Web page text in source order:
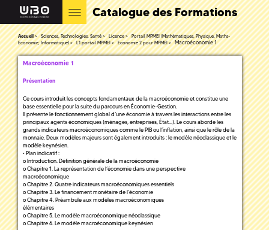
Catalogue des Formations
Accueil Sciences, Technologies, Santé Licence
Portail MPMEI (Mathématiques, Physique, Maths-
Economie, Informatique)
L1 portail MPMEI Economie 2 pour MPMEI Macroéconomie 1
Macroéconomie 1
Présentation
Ce cours introduit les concepts fondamentaux de la macroéconomie et constitue une
base essentielle pour la suite du parcours en Économie-Gestion.
Il présente le fonctionnement global d’une économie à travers les interactions entre les
principaux agents économiques (ménages, entreprises, État…). Le cours aborde les
grands indicateurs macroéconomiques comme le PIB ou l’inflation, ainsi que le rôle de la
monnaie. Deux modèles majeurs sont également introduits : le modèle néoclassique et le
modèle keynésien.
• Plan indicatif :
o Introduction. Définition générale de la macroéconomie
o Chapitre 1. La représentation de l’économie dans une perspective
macroéconomique
o Chapitre 2. Quatre indicateurs macroéconomiques essentiels
o Chapitre 3. Le financement monétaire de l’économie
o Chapitre 4. Préambule aux modèles macroéconomiques
élémentaires
o Chapitre 5. Le modèle macroéconomique néoclassique
o Chapitre 6. Le modèle macroéconomique keynésien